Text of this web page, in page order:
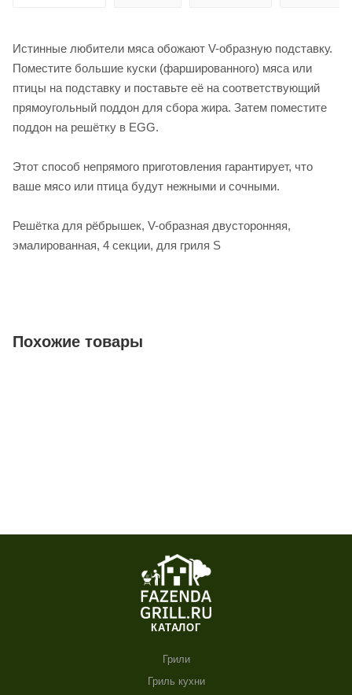
Истинные любители мяса обожают V-образную подставку.
Поместите большие куски (фаршированного) мяса или
птицы на подставку и поставьте её на соответствующий
прямоугольный поддон для сбора жира. Затем поместите
поддон на решётку в EGG.
Этот способ непрямого приготовления гарантирует, что
ваше мясо или птица будут нежными и сочными.
Решётка для рёбрышек, V-образная двусторонняя,
эмалированная, 4 секции, для гриля S
Похожие товары
КАТАЛОГ
Грили
Гриль кухни